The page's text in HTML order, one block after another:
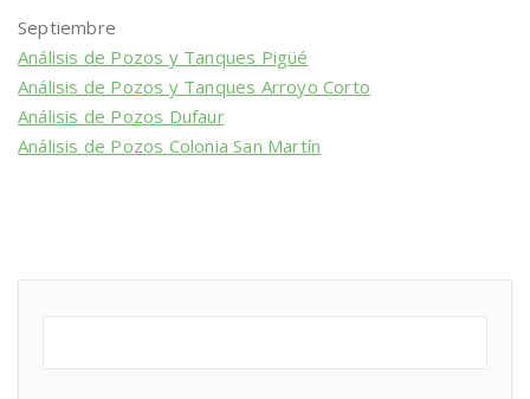
Septiembre
Análisis de Pozos y Tanques Pigüé
Análisis de Pozos y Tanques Arroyo Corto
Análisis de Pozos Dufaur
Análisis de Pozos Colonia San Martín